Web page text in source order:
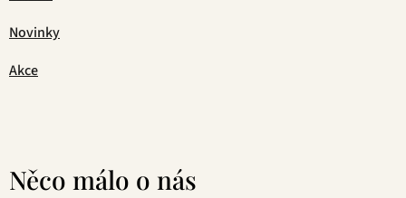
Novinky
Akce
Něco málo o nás